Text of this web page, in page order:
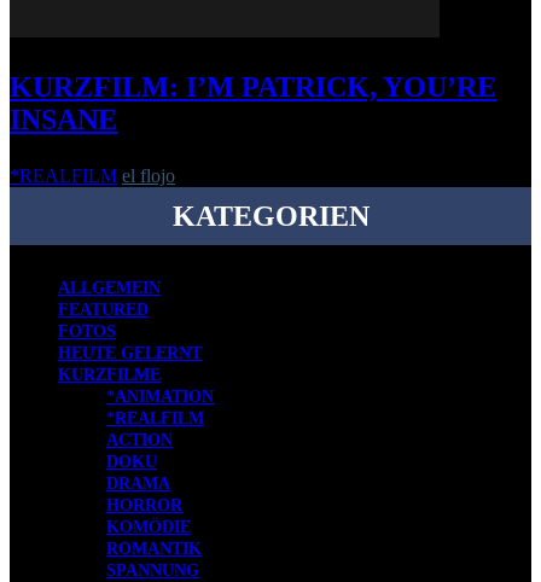
KURZFILM: I’M PATRICK, YOU’RE
INSANE
*REALFILM el flojo
KATEGORIEN
ALLGEMEIN
FEATURED
FOTOS
HEUTE GELERNT
KURZFILME
*ANIMATION
*REALFILM
ACTION
DOKU
DRAMA
HORROR
KOMÖDIE
ROMANTIK
SPANNUNG